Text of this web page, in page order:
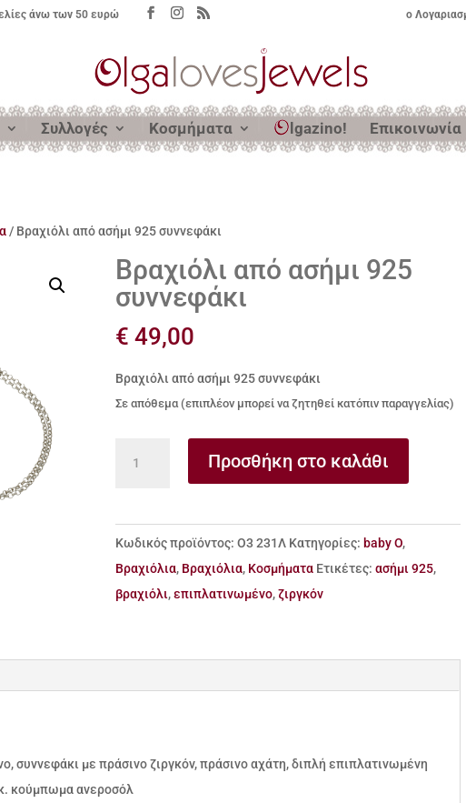
άνω των 50 ευρώ ο
Συλλογές Κοσμήματα lgazino! Επικοινωνία
/ Βραχιόλι από ασήμι 925 συννεφάκι
Βραχιόλι από ασήμι 925
συννεφάκι
€ 49,00
Βραχιόλι από ασήμι 925 συννεφάκι
Σε απόθεμα (επιπλέον μπορεί να ζητηθεί κατόπιν παραγγελίας)
925
συννεφάκι
ποσότητα
Προσθήκη στο καλάθι
Κωδικός προϊόντος:Ο3 231Λ Κατηγορίες: baby O,
Βραχιόλια, Βραχιόλια, Κοσμήματα Ετικέτες:ασήμι 925,
βραχιόλι,επιπλατινωμένο,ζιργκόν
συννεφάκι με πράσινο ζιργκόν, πράσινο αχάτη, διπλή επιπλατινωμένη
κούμπωμα ανεροσόλ